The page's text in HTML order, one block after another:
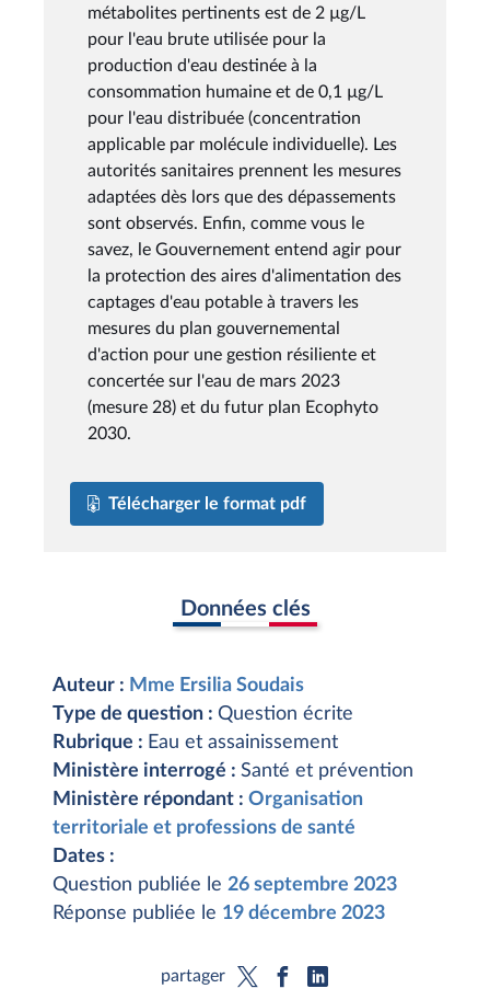
métabolites pertinents est de 2 µg/L
pour l'eau brute utilisée pour la
production d'eau destinée à la
consommation humaine et de 0,1 µg/L
pour l'eau distribuée (concentration
applicable par molécule individuelle). Les
autorités sanitaires prennent les mesures
adaptées dès lors que des dépassements
sont observés. Enfin, comme vous le
savez, le Gouvernement entend agir pour
la protection des aires d'alimentation des
captages d'eau potable à travers les
mesures du plan gouvernemental
d'action pour une gestion résiliente et
concertée sur l'eau de mars 2023
(mesure 28) et du futur plan Ecophyto
2030.
Télécharger le format pdf
Données clés
Auteur : Mme Ersilia Soudais
Type de question : Question écrite
Rubrique : Eau et assainissement
Ministère interrogé : Santé et prévention
Ministère répondant : Organisation
territoriale et professions de santé
Dates :
Question publiée le 26 septembre 2023
Réponse publiée le 19 décembre 2023
partager